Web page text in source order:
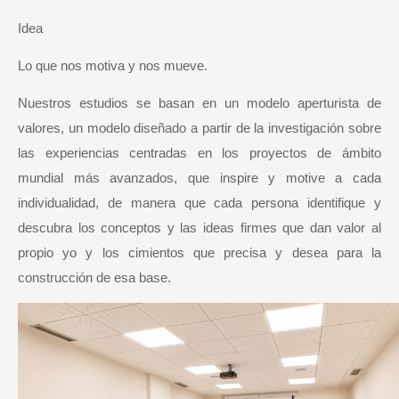
Idea
Lo que nos motiva y nos mueve.
Nuestros estudios se basan en un modelo aperturista de
valores, un modelo diseñado a partir de la investigación sobre
las experiencias centradas en los proyectos de ámbito
mundial más avanzados, que inspire y motive a cada
individualidad, de manera que cada persona identifique y
descubra los conceptos y las ideas firmes que dan valor al
propio yo y los cimientos que precisa y desea para la
construcción de esa base.